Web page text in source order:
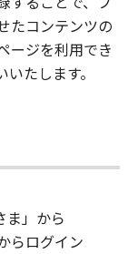
たコンテンツの
ージを利用でき
たします。
ま」から
らログイン